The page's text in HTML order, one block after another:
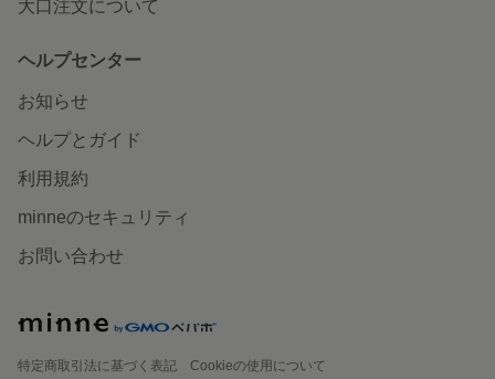
大口注文について
ヘルプセンター
お知らせ
ヘルプとガイド
利用規約
minneのセキュリティ
お問い合わせ
特定商取引法に基づく表記
Cookieの使用について